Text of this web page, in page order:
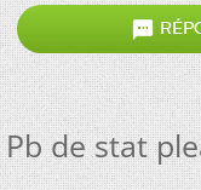

Pb de stat